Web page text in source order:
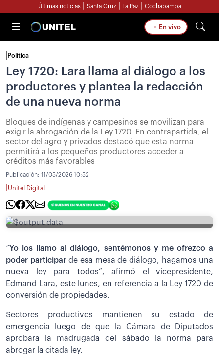
Últimas noticias Santa Cruz La Paz Cochabamba
En vivo
Política
Ley 1720: Lara llama al diálogo a los
productores y plantea la redacción
de una nueva norma
Bloques de indígenas y campesinos se movilizan para
exigir la abrogación de la Ley 1720. En contrapartida, el
sector del agro y privados destacó que esta norma
permitirá a los pequeños productores acceder a
créditos más favorables
Publicación: 11/05/2026 10:52
Unitel Digital
“Yo los llamo al diálogo, sentémonos y me ofrezco a
poder participarde esa mesa de diálogo, hagamos una
nueva ley para todos”, afirmó el vicepresidente,
Edmand Lara, este lunes, en referencia a la Ley 1720 de
conversión de propiedades.
Sectores productivos mantienen su estado de
emergencia luego de que la Cámara de Diputados
aprobara la madrugada del sábado la norma para
abrogar la citada ley.